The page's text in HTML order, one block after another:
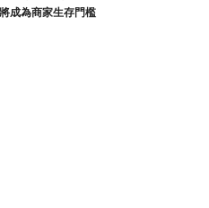
成為商家生存門檻